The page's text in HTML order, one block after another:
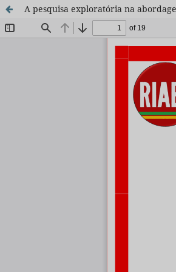
A pesquisa exploratória na